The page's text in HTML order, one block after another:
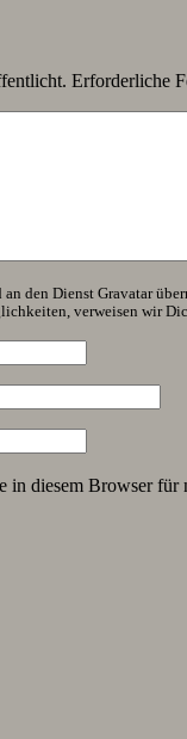
Erforderliche
den Dienst Gravatar
verweisen wir
diesem Browser für